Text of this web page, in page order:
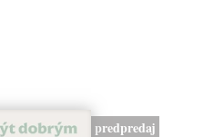
predpredaj